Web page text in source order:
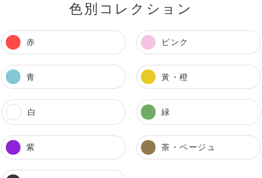
色別コレクション
赤 ピンク
青 黃・橙
白 緑
紫 茶・ベージュ